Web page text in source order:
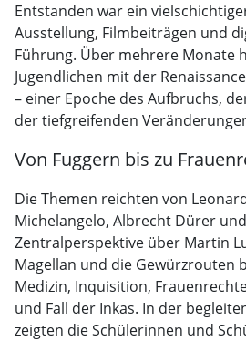
Entstanden war ein
Ausstellung, Filmbeiträgen und
Führung. Über mehrere Monate
Jugendlichen mit der
– einer Epoche des Aufbruchs,
der tiefgreifenden
Von Fuggern bis zu
Die Themen reichten von
Michelangelo, Albrecht Dürer
Zentralperspektive über Martin
Magellan und die Gewürzrouten
Medizin, Inquisition,
und Fall der Inkas. In der
zeigten die Schülerinnen und